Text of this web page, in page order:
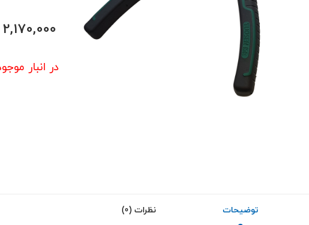
2,170,000
در انبار
توضیحات نظرات (0)